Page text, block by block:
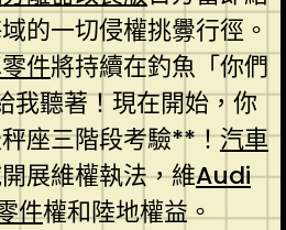
的一切侵權挑釁行徑。
件將持續在釣魚「你們
我聽著！現在開始，你
座三階段考驗**！汽車
展維權執法，維Audi
件權和陸地權益。